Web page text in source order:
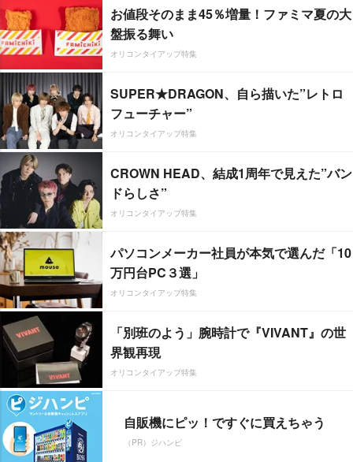
お値段そのまま45％増量！ファミマ夏の大
盤振る舞い
オリコンタイアップ特集
SUPER★DRAGON、自ら描いた”レトロ
フューチャー”
オリコンタイアップ特集
CROWN HEAD、結成1周年で見えた”バン
ドらしさ”
オリコンタイアップ特集
パソコンメーカー社員が本気で選んだ「10
万円台PC３選」
オリコンタイアップ特集
「別班のよう」腕時計で『VIVANT』の世
界観再現
オリコンタイアップ特集
自販機にピッ！ですぐに買えちゃう
（PR）ジハンピ